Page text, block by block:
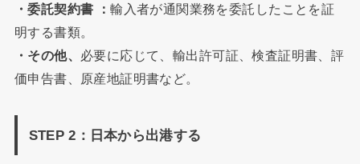
・委託契約書 ：輸入者が通関業務を委託したことを証
明する書類。
・その他、 必要に応じて、輸出許可証、検査証明書、評
価申告書、原産地証明書など。
STEP 2：日本から出港する